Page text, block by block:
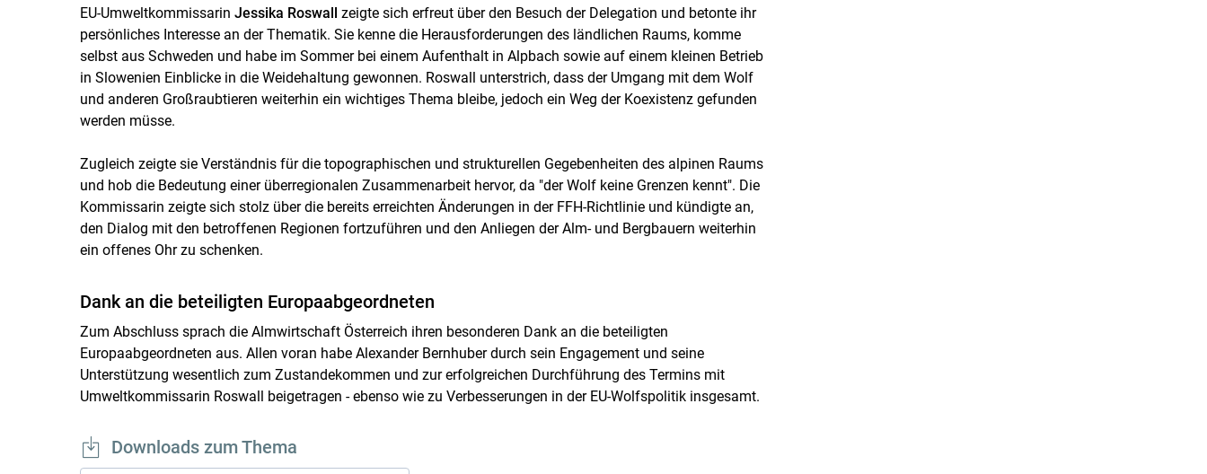
EU-Umweltkommissarin Jessika Roswall zeigte sich erfreut über den Besuch der Delegation und betonte ihr
persönliches Interesse an der Thematik. Sie kenne die Herausforderungen des ländlichen Raums, komme
selbst aus Schweden und habe im Sommer bei einem Aufenthalt in Alpbach sowie auf einem kleinen Betrieb
in Slowenien Einblicke in die Weidehaltung gewonnen. Roswall unterstrich, dass der Umgang mit dem Wolf
und anderen Großraubtieren weiterhin ein wichtiges Thema bleibe, jedoch ein Weg der Koexistenz gefunden
werden müsse.
Zugleich zeigte sie Verständnis für die topographischen und strukturellen Gegebenheiten des alpinen Raums
und hob die Bedeutung einer überregionalen Zusammenarbeit hervor, da "der Wolf keine Grenzen kennt". Die
Kommissarin zeigte sich stolz über die bereits erreichten Änderungen in der FFH-Richtlinie und kündigte an,
den Dialog mit den betroffenen Regionen fortzuführen und den Anliegen der Alm- und Bergbauern weiterhin
ein offenes Ohr zu schenken.
Dank an die beteiligten Europaabgeordneten
Zum Abschluss sprach die Almwirtschaft Österreich ihren besonderen Dank an die beteiligten
Europaabgeordneten aus. Allen voran habe Alexander Bernhuber durch sein Engagement und seine
Unterstützung wesentlich zum Zustandekommen und zur erfolgreichen Durchführung des Termins mit
Umweltkommissarin Roswall beigetragen - ebenso wie zu Verbesserungen in der EU-Wolfspolitik insgesamt.
Downloads zum Thema